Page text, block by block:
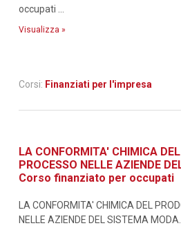
occupati ...
Visualizza »
Corsi: Finanziati per l'impresa
LA CONFORMITA' CHIMICA
PROCESSO NELLE AZIENDE
Corso finanziato per occupati
LA CONFORMITA' CHIMICA DEL
NELLE AZIENDE DEL SISTEMA